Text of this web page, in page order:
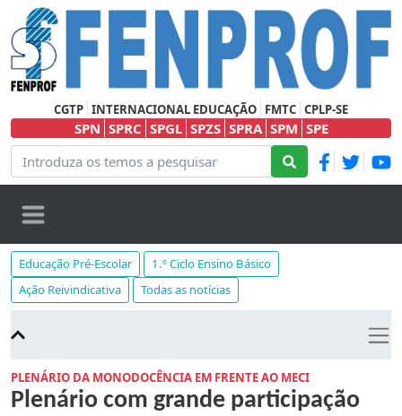
CGTP INTERNACIONAL EDUCAÇÃO FMTC CPLP-SE
SPN SPRC SPGL SPZS SPRA SPM SPE
Educação Pré-Escolar
1.º Ciclo Ensino Básico
Ação Reivindicativa
Todas as notícias
PLENÁRIO DA MONODOCÊNCIA EM FRENTE AO MECI
Plenário com grande participação